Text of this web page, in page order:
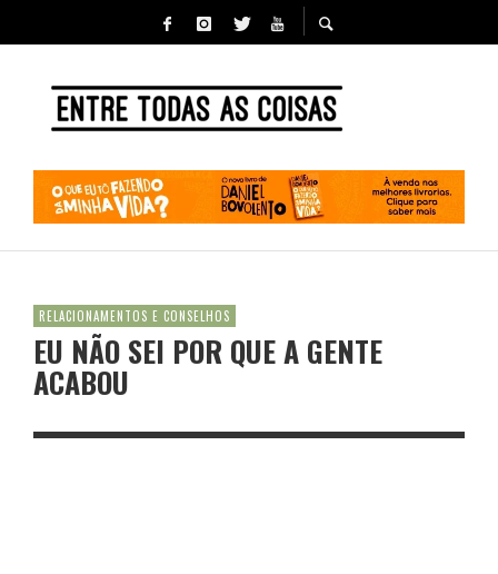
RELACIONAMENTOS E CONSELHOS
EU NÃO SEI POR QUE A GENTE
ACABOU